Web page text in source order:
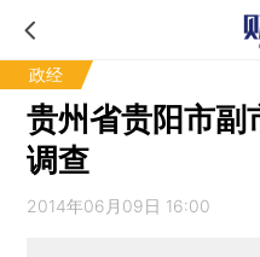
政经
贵州省贵阳市副
调查
2014年06月09日 16:00